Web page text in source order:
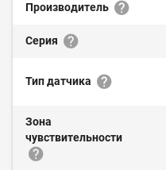
Производитель
Серия
Тип датчика
Зона
чувствительности